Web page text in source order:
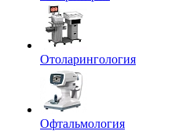
Отоларингология
Офтальмология